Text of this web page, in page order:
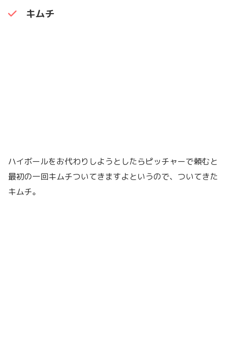
キムチ
ハイボールをお代わりしようとしたらピッチャーで頼むと
最初の一回キムチついてきますよというので、ついてきた
キムチ。